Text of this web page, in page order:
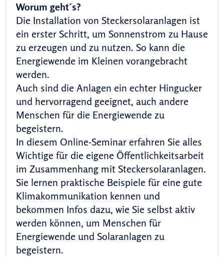
Worum geht´s?
Die Installation von Steckersolaranlagen ist
ein erster Schritt, um Sonnenstrom zu Hause
zu erzeugen und zu nutzen. So kann die
Energiewende im Kleinen vorangebracht
werden.
Auch sind die Anlagen ein echter Hingucker
und hervorragend geeignet, auch andere
Menschen für die Energiewende zu
begeistern.
In diesem Online-Seminar erfahren Sie alles
Wichtige für die eigene Öffentlichkeitsarbeit
im Zusammenhang mit Steckersolaranlagen.
Sie lernen praktische Beispiele für eine gute
Klimakommunikation kennen und
bekommen Infos dazu, wie Sie selbst aktiv
werden können, um Menschen für
Energiewende und Solaranlagen zu
begeistern.